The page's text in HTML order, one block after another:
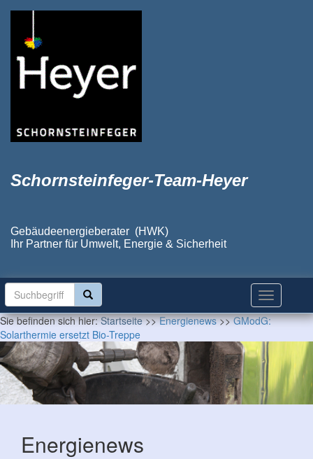
Schornsteinfeger-Team-Heyer
Gebäudeenergieberater (HWK)
Ihr Partner für Umwelt, Energie & Sicherheit
Sie befinden sich hier:Startseite>>Energienews>>GModG:
Solarthermie ersetzt Bio-Treppe
Energienews